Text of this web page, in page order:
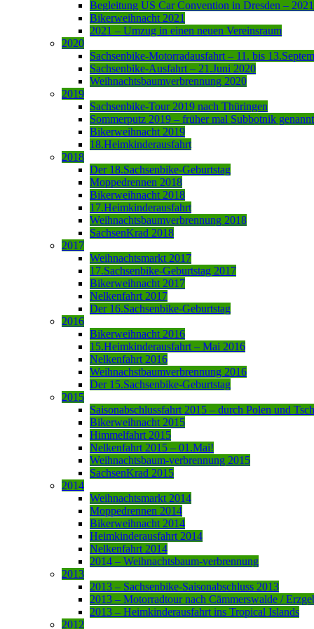
Begleitung US Car Convention in Dresden – 2021
Bikerweihnacht 2021
2021 – Umzug in einen neuen Vereinsraum
2020
Sachsenbike-Motorradausfahrt – 11. bis
Sachsenbike-Ausfahrt – 21.Juni 2020
Weihnachtsbaumverbrennung 2020
2019
Sachsenbike-Tour 2019 nach Thüringen
Sommerputz 2019 – früher mal Subbotnik genannt
Bikerweihnacht 2019
18.Heimkinderausfahrt
2018
Der 18.Sachsenbike-Geburtstag
Moppedrennen 2018
Bikerweihnacht 2018
17.Heimkinderausfahrt
Weihnachtsbaumverbrennung 2018
SachsenKrad 2018
2017
Weihnachtsmarkt 2017
17.Sachsenbike-Geburtstag 2017
Bikerweihnacht 2017
Nelkenfahrt 2017
Der 16.Sachsenbike-Geburtstag
2016
Bikerweihnacht 2016
15.Heimkinderausfahrt – Mai 2016
Nelkenfahrt 2016
Weihnachstbaumverbrennung 2016
Der 15.Sachsenbike-Geburtstag
2015
Saisonabschlussfahrt 2015 – durch Polen und
Bikerweihnacht 2015
Himmelfahrt 2015
Nelkenfahrt 2015 – 01.Mai!
Weihnachtsbaum-verbrennung 2015
SachsenKrad 2015
2014
Weihnachtsmarkt 2014
Moppedrennen 2014
Bikerweihnacht 2014
Heimkinderausfahrt 2014
Nelkenfahrt 2014
2014 – Weihnachtsbaum-verbrennung
2013
2013 – Sachsenbike-Saisonabschluss 2013
2013 – Motorradtour nach Cämmerswalde /
2013 – Heimkinderausfahrt ins Tropical Islands
2012